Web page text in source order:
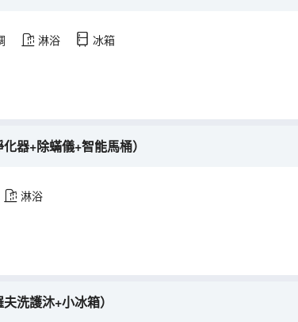
淋浴 冰箱
器+除蟎儀+智能馬桶）
淋浴
洗護沐+小冰箱）